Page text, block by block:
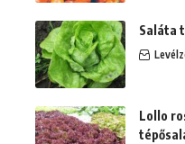
Saláta
Lollo